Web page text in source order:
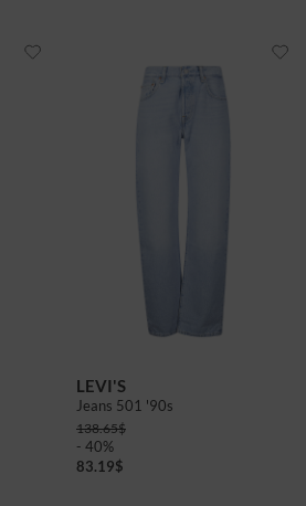
LEVI'S
Jeans 501 '90s
138.65$
- 40%
83.19$